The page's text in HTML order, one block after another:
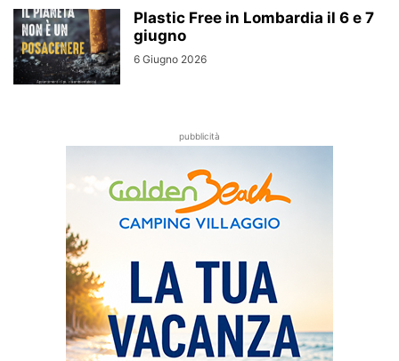
Plastic Free in Lombardia il 6 e 7
giugno
6 Giugno 2026
pubblicità